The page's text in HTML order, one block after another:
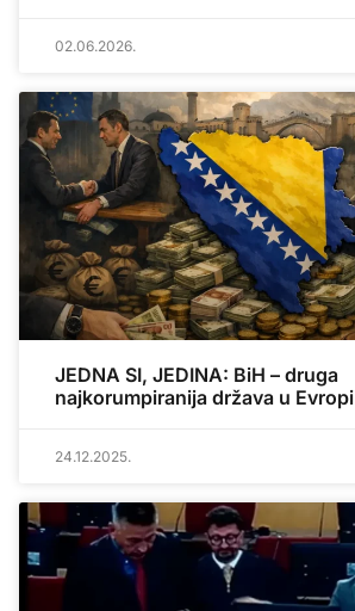
02.06.2026.
JEDNA SI, JEDINA: BiH – druga
najkorumpiranija država u Evropi
24.12.2025.